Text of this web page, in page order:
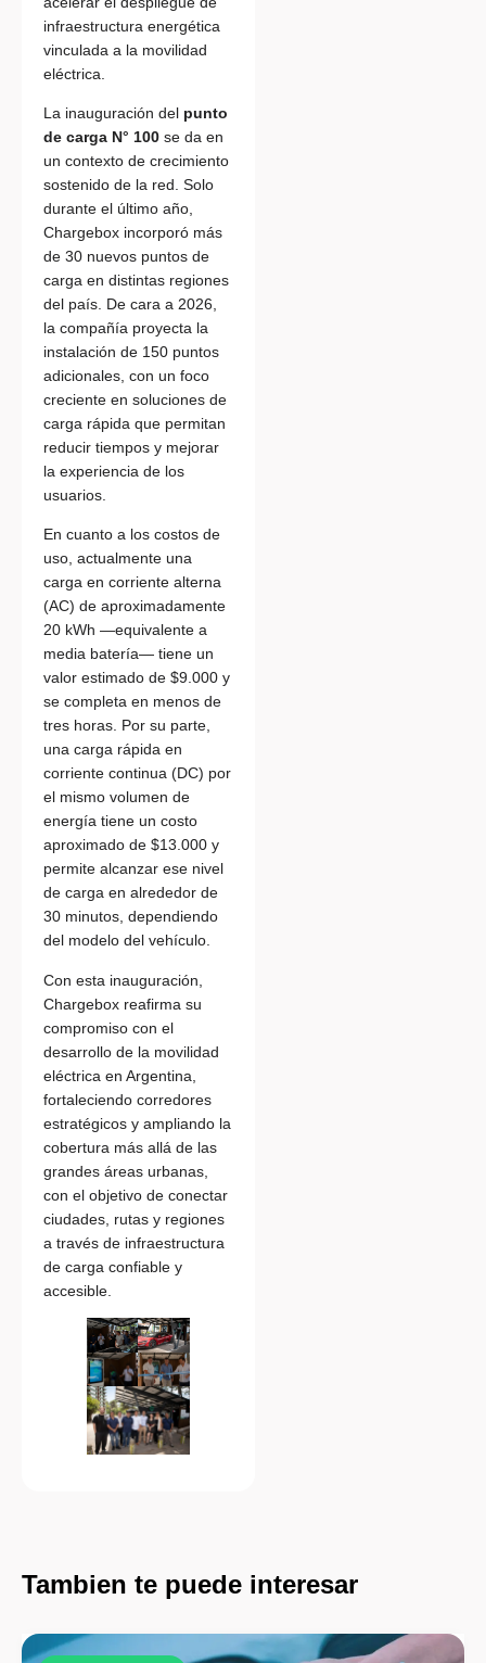
infraestructura energética
vinculada a la movilidad
eléctrica.
La inauguración del punto
de carga N° 100 se da en
un contexto de crecimiento
sostenido de la red. Solo
durante el último año,
Chargebox incorporó más
de 30 nuevos puntos de
carga en distintas regiones
del país. De cara a 2026,
la compañía proyecta la
instalación de 150 puntos
adicionales, con un foco
creciente en soluciones de
carga rápida que permitan
reducir tiempos y mejorar
la experiencia de los
usuarios.
En cuanto a los costos de
uso, actualmente una
carga en corriente alterna
(AC) de aproximadamente
20 kWh —equivalente a
media batería— tiene un
valor estimado de $9.000 y
se completa en menos de
tres horas. Por su parte,
una carga rápida en
corriente continua (DC) por
el mismo volumen de
energía tiene un costo
aproximado de $13.000 y
permite alcanzar ese nivel
de carga en alrededor de
30 minutos, dependiendo
del modelo del vehículo.
Con esta inauguración,
Chargebox reafirma su
compromiso con el
desarrollo de la movilidad
eléctrica en Argentina,
fortaleciendo corredores
estratégicos y ampliando la
cobertura más allá de las
grandes áreas urbanas,
con el objetivo de conectar
ciudades, rutas y regiones
a través de infraestructura
de carga confiable y
accesible.
Tambien te puede interesar